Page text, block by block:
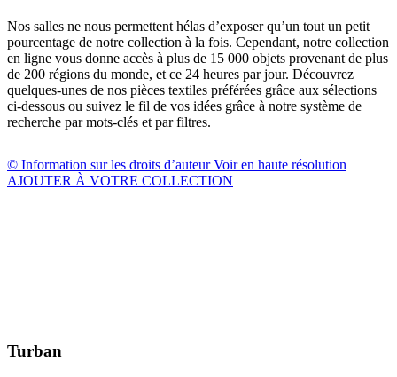
Nos salles ne nous permettent hélas d’exposer qu’un tout un petit
pourcentage de notre collection à la fois. Cependant, notre collection
en ligne vous donne accès à plus de 15 000 objets provenant de plus
de 200 régions du monde, et ce 24 heures par jour. Découvrez
quelques-unes de nos pièces textiles préférées grâce aux sélections
ci-dessous ou suivez le fil de vos idées grâce à notre système de
recherche par mots-clés et par filtres.
© Information sur les droits d’auteurVoir en haute résolution
AJOUTER À VOTRE COLLECTION
Turban